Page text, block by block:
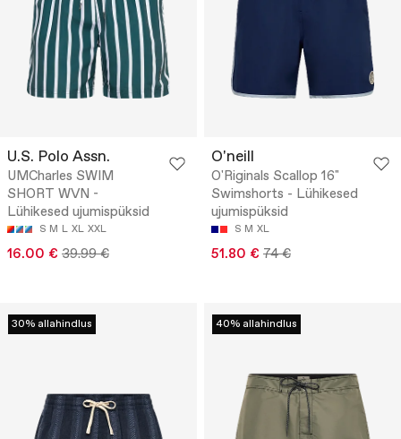
U.S. Polo Assn.
UMCharles SWIM
SHORT WVN -
Lühikesed ujumispüksid
S M L XL XXL
16.00 € 39.99 €
O'neill
O'Riginals Scallop 16"
Swimshorts - Lühikesed
ujumispüksid
S M XL
51.80 € 74 €
30% allahindlus 40% allahindlus